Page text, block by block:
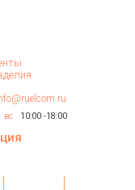
вс 10:00 -18:00